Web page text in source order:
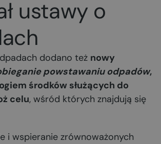
ustawy o
dodano też nowy
powstawaniu odpadów,
środków służących do
celu, wśród których znajdują się
i wspieranie zrównoważonych